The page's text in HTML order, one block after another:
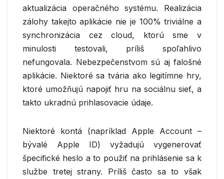
aktualizácia operačného systému. Realizácia
zálohy takejto aplikácie nie je 100% triviálne a
synchronizácia cez cloud, ktorú sme v
minulosti testovali, príliš spoľahlivo
nefungovala. Nebezpečenstvom sú aj falošné
aplikácie. Niektoré sa tvária ako legitímne hry,
ktoré umožňujú napojiť hru na sociálnu sieť, a
takto ukradnú prihlasovacie údaje.
Niektoré kontá (napríklad Apple Account –
bývalé Apple ID) vyžadujú vygenerovať
špecifické heslo a to použiť na prihlásenie sa k
službe tretej strany. Príliš často sa to však